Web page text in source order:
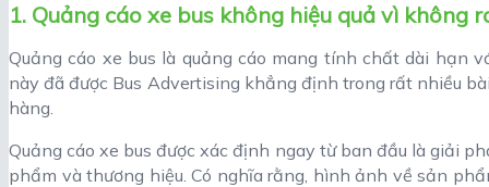
1. Quảng cáo xe bus không hiệu quả vì không
Quảng cáo xe bus là quảng cáo mang tính chất dài hạn
này đã được Bus Advertising khẳng định trong rất nhiều
hàng.
Quảng cáo xe bus được xác định ngay từ ban đầu là giải
phẩm và thương hiệu. Có nghĩa rằng, hình ảnh về sản